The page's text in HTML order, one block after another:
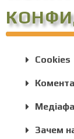
Cookies
Зачем